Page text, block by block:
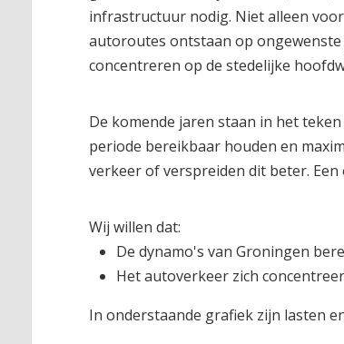
infrastructuur nodig. Niet alleen
autoroutes ontstaan op
concentreren op de stedelijke
De komende jaren staan in het
periode bereikbaar houden en
verkeer of verspreiden dit beter.
Wij willen dat:
De dynamo's van Groningen
Het autoverkeer zich
In onderstaande grafiek zijn lasten